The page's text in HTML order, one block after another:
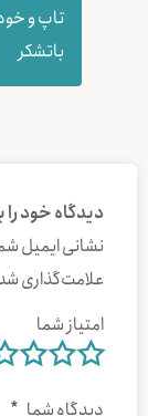
تاپ و
باتشکر
دیدگاه خود را
نشانی ایمیل
علامت‌گذاری
امتیاز شما
دیدگاه شما *